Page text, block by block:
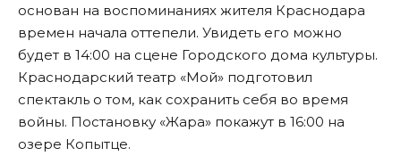
основан на воспоминаниях жителя Краснодара
времен начала оттепели. Увидеть его можно
будет в 14:00 на сцене Городского дома культуры.
Краснодарский театр «Мой» подготовил
спектакль о том, как сохранить себя во время
войны. Постановку «Жара» покажут в 16:00 на
озере Копытце.